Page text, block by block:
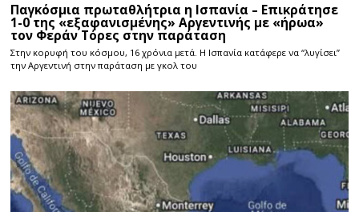
Παγκόσμια πρωταθλήτρια η Ισπανία – Επικράτησε
1-0 της «εξαφανισμένης» Αργεντινής με «ήρωα»
τον Φεράν Τόρες στην παράταση
Στην κορυφή του κόσμου, 16 χρόνια μετά. Η Ισπανία κατάφερε να “λυγίσει”
την Αργεντινή στην παράταση με γκολ του